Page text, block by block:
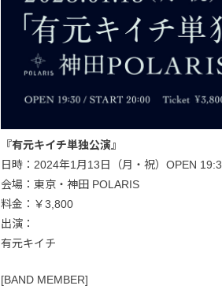
『有元キイチ単独公演』
日時：2024年1月13日（月・祝）OPEN
会場：東京・神田 POLARIS
料金：￥3,800
出演：
有元キイチ
[BAND MEMBER]